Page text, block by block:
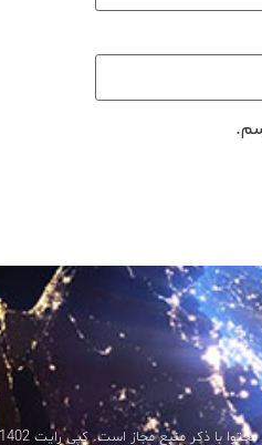
با ذکر منبع مجاز است. کپی رایت 1402